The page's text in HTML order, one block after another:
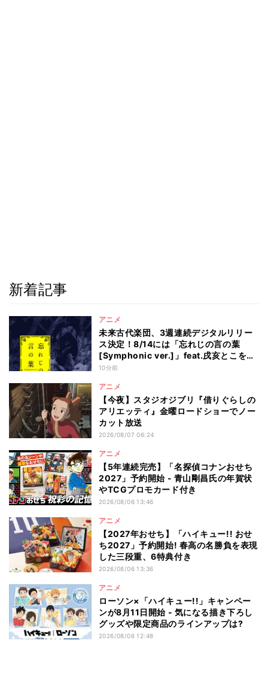
新着記事
アニメ
未来古代楽団、3週連続デジタルリリー
ス決定！8/14には「忘れじの言の葉
[Symphonic ver.]」feat.戌亥とこを配
信
10分前
アニメ
【今夜】スタジオジブリ『借りぐらしの
アリエッティ』金曜ロードショーでノー
カット放送
2026/08/07 06:24
アニメ
【5年連続完売】「名探偵コナンおせち
2027」予約開始 - 青山剛昌氏の年賀状
やTCGプロモカード付き
2026/08/06 13:46
アニメ
【2027年おせち】「ハイキュー!! おせ
ち2027」予約開始! 春高の名勝負を表現
した三段重、6特典付き
2026/08/06 13:36
アニメ
ローソン×「ハイキュー!!」キャンペー
ンが8月11日開始 - 気になる描き下ろし
グッズや限定商品のラインアップは?
2026/08/06 12:48